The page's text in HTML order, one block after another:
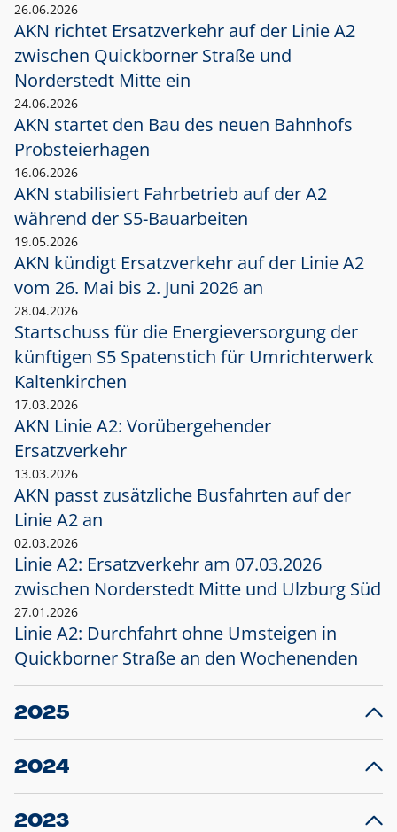
26.06.2026
AKN richtet Ersatzverkehr auf der Linie A2
zwischen Quickborner Straße und
Norderstedt Mitte ein
24.06.2026
AKN startet den Bau des neuen Bahnhofs
Probsteierhagen
16.06.2026
AKN stabilisiert Fahrbetrieb auf der A2
während der S5-Bauarbeiten
19.05.2026
AKN kündigt Ersatzverkehr auf der Linie A2
vom 26. Mai bis 2. Juni 2026 an
28.04.2026
Startschuss für die Energieversorgung der
künftigen S5 Spatenstich für Umrichterwerk
Kaltenkirchen
17.03.2026
AKN Linie A2: Vorübergehender
Ersatzverkehr
13.03.2026
AKN passt zusätzliche Busfahrten auf der
Linie A2 an
02.03.2026
Linie A2: Ersatzverkehr am 07.03.2026
zwischen Norderstedt Mitte und Ulzburg Süd
27.01.2026
Linie A2: Durchfahrt ohne Umsteigen in
Quickborner Straße an den Wochenenden
2025
23.12.2025
Projekt S5: Start der Bauarbeiten am
2024
10.12.2024
Großprojekt S5: Sperrung der Bahnstraße in
2023